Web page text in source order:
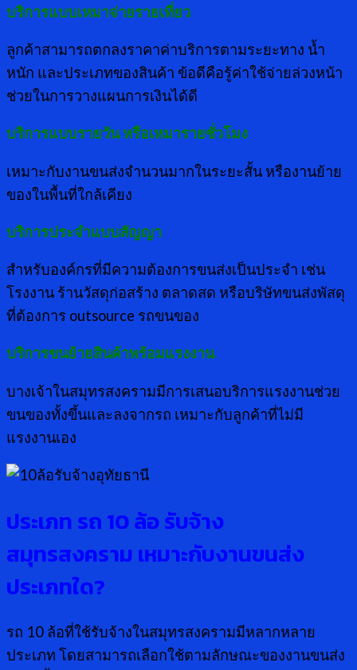
บริการแบบเหมาจ่ายรายเที่ยว
ลูกค้าสามารถตกลงราคาค่าบริการตามระยะทาง น้ำ
หนัก และประเภทของสินค้า ข้อดีคือรู้ค่าใช้จ่ายล่วงหน้า
ช่วยในการวางแผนการเงินได้ดี
บริการแบบรายวัน หรือเหมารายชั่วโมง
เหมาะกับงานขนส่งจำนวนมากในระยะสั้น หรืองานย้าย
ของในพื้นที่ใกล้เคียง
บริการประจำแบบสัญญา
สำหรับองค์กรที่มีความต้องการขนส่งเป็นประจำ เช่น
โรงงาน ร้านวัสดุก่อสร้าง ตลาดสด หรือบริษัทขนส่งพัสดุ
ที่ต้องการ outsource รถขนของ
บริการขนย้ายสินค้าพร้อมแรงงาน
บางเจ้าในสมุทรสงครามมีการเสนอบริการแรงงานช่วย
ขนของทั้งขึ้นและลงจากรถ เหมาะกับลูกค้าที่ไม่มี
แรงงานเอง
ประเภท รถ10 ล้อ รับจ้าง
สมุทรสงคราม เหมาะกับงานขนส่ง
ประเภทใด?
รถ 10 ล้อที่ใช้รับจ้างในสมุทรสงครามมีหลากหลาย
ประเภท โดยสามารถเลือกใช้ตามลักษณะของงานขนส่ง